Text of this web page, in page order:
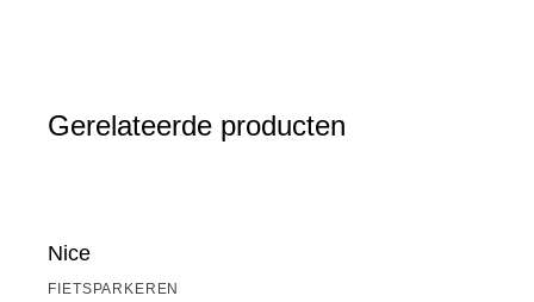
Gerelateerde producten
Nice
FIETSPARKEREN